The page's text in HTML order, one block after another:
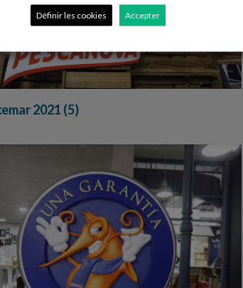
2021 (5)
Définir les cookies Accepter